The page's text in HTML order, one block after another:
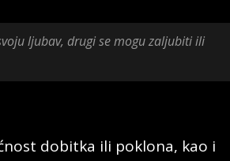
ljubav, drugi se mogu zaljubiti ili
dobitka ili poklona, kao i